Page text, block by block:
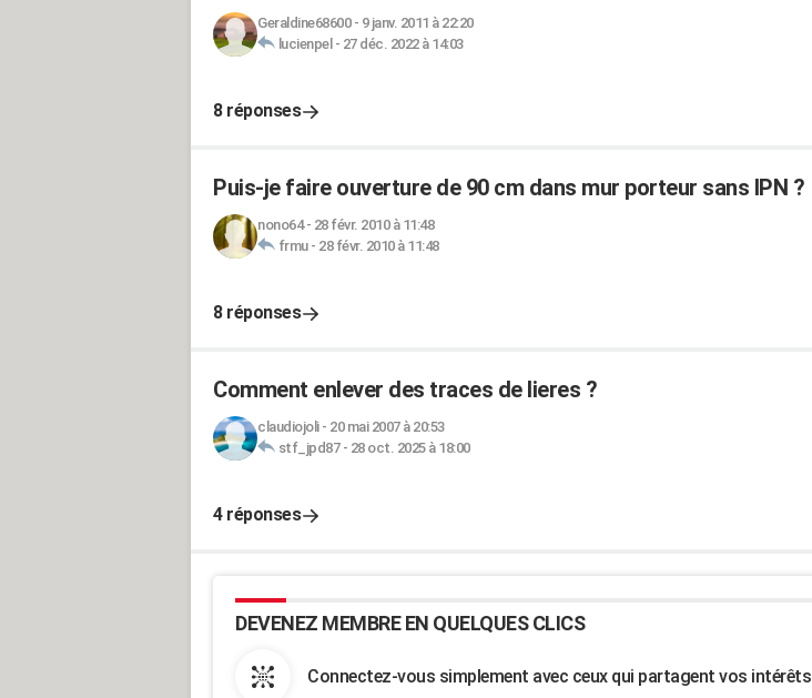
Geraldine68600- 9 janv. 2011 à 22:20
lucienpel - 27 déc. 2022 à 14:03
8 réponses
Puis-je faire ouverture de 90 cm dans mur porteur sans IPN ?
nono64- 28 févr. 2010 à 11:48
frmu- 28 févr. 2010 à 11:48
8 réponses
Comment enlever des traces de lieres ?
claudiojoli- 20 mai 2007 à 20:53
stf_jpd87- 28 oct. 2025 à 18:00
4 réponses
DEVENEZ MEMBRE EN QUELQUES CLICS
Connectez-vous simplement avec ceux qui partagent vos intérêts